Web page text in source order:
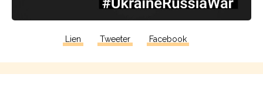
Lien Tweeter Facebook